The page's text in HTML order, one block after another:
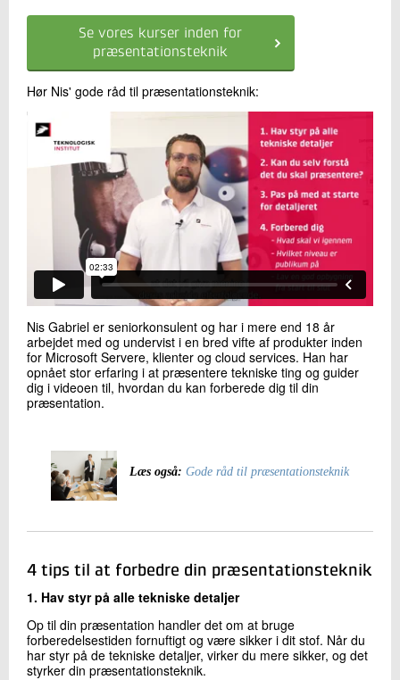
Se vores kurser inden for
præsentationsteknik
Hør Nis' gode råd til præsentationsteknik:
Nis Gabriel er seniorkonsulent og har i mere end 18 år
arbejdet med og undervist i en bred vifte af produkter inden
for Microsoft Servere, klienter og cloud services. Han har
opnået stor erfaring i at præsentere tekniske ting og guider
dig i videoen til, hvordan du kan forberede dig til din
præsentation.
Læs også:Gode råd til præsentationsteknik
4 tips til at forbedre din præsentationsteknik
1. Hav styr på alle tekniske detaljer
Op til din præsentation handler det om at bruge
forberedelsestiden fornuftigt og være sikker i dit stof. Når du
har styr på de tekniske detaljer, virker du mere sikker, og det
styrker din præsentationsteknik.